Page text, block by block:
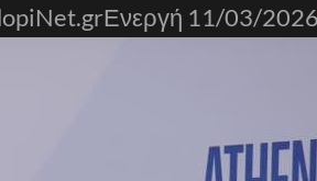
Ενεργή 11/03/2026